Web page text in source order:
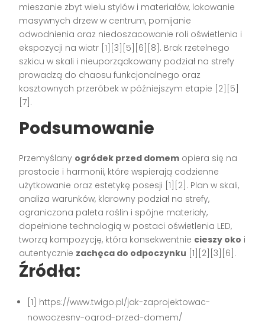
mieszanie zbyt wielu stylów i materiałów, lokowanie
masywnych drzew w centrum, pomijanie
odwodnienia oraz niedoszacowanie roli oświetlenia i
ekspozycji na wiatr [1][3][5][6][8]. Brak rzetelnego
szkicu w skali i nieuporządkowany podział na strefy
prowadzą do chaosu funkcjonalnego oraz
kosztownych przeróbek w późniejszym etapie [2][5]
[7].
Podsumowanie
Przemyślany ogródek przed domem opiera się na
prostocie i harmonii, które wspierają codzienne
użytkowanie oraz estetykę posesji [1][2]. Plan w skali,
analiza warunków, klarowny podział na strefy,
ograniczona paleta roślin i spójne materiały,
dopełnione technologią w postaci oświetlenia LED,
tworzą kompozycję, która konsekwentnie cieszy oko i
autentycznie zachęca do odpoczynku [1][2][3][6].
Źródła:
[1] https://www.twigo.pl/jak-zaprojektowac-
nowoczesny-ogrod-przed-domem/